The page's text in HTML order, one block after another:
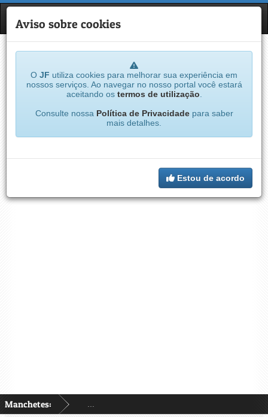
JF
Manchetes:
Aviso sobre cookies
O JF utiliza cookies para melhorar sua experiência em
nossos serviços. Ao navegar no nosso portal você estará
aceitando os termos de utilização
Consulte nossa Política de Privacidadepara saber
mais detalhes.
Estou de acordo